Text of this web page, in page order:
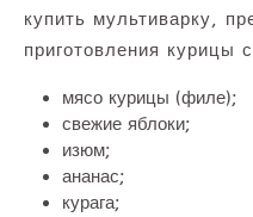
купить мультиварку,
приготовления курицы
мясо курицы (филе);
свежие яблоки;
изюм;
ананас;
курага;